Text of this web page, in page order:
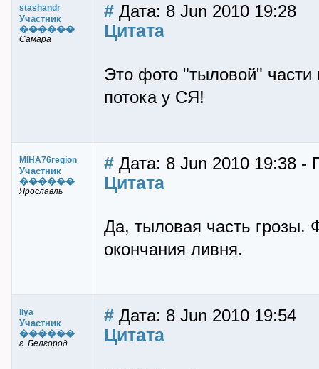
stashandr
Участник
������
Самара
# Дата: 8 Jun 2010 19:28
Цитата
Это фото "тыловой" части
потока у СЯ!
MIHA76region
Участник
������
Ярославль
# Дата: 8 Jun 2010 19:38 -
Цитата
Да, тыловая часть грозы.
окончания ливня.
Ilya
Участник
������
г. Белгород
# Дата: 8 Jun 2010 19:54
Цитата